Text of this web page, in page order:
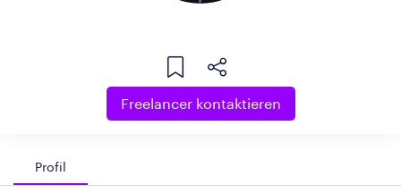
Freelancer kontaktieren
Profil